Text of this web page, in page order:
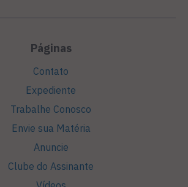
Páginas
Contato
Expediente
Trabalhe Conosco
Envie sua Matéria
Anuncie
Clube do Assinante